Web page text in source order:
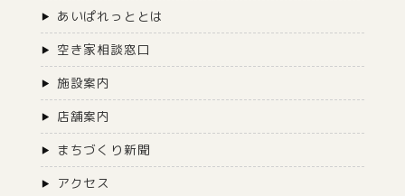
あいぱれっととは
空き家相談窓口
施設案内
店舗案内
まちづくり新聞
アクセス